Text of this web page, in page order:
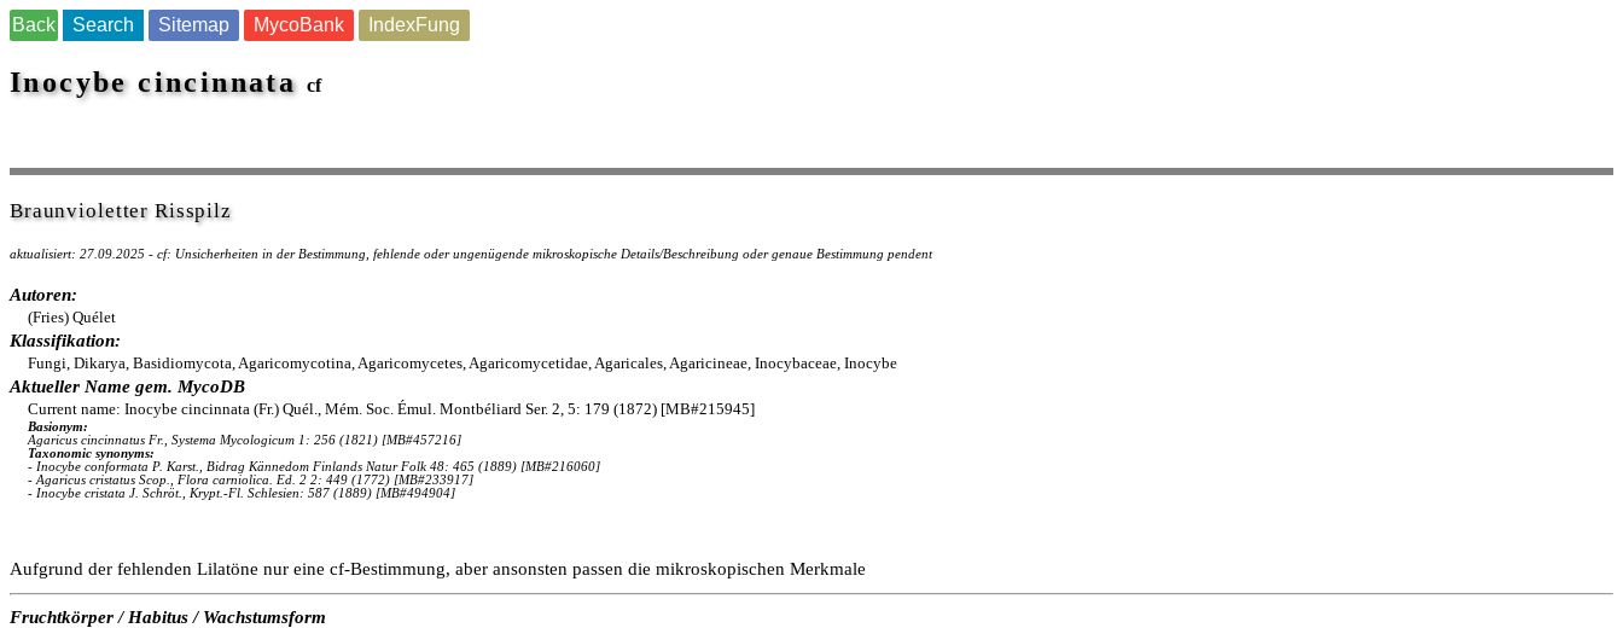
Back Search Sitemap MycoBank IndexFung
Inocybe cincinnata cf
Braunvioletter Risspilz
aktualisiert: 27.09.2025 - cf: Unsicherheiten in der Bestimmung, fehlende oder ungenügende mikroskopische Details/Beschreibung oder genaue Bestimmung pendent
Autoren:
(Fries) Quélet
Klassifikation:
Fungi, Dikarya, Basidiomycota, Agaricomycotina, Agaricomycetes, Agaricomycetidae, Agaricales, Agaricineae, Inocybaceae, Inocybe
Aktueller Name gem. MycoDB
Current name: Inocybe cincinnata (Fr.) Quél., Mém. Soc. Émul. Montbéliard Ser. 2, 5: 179 (1872) [MB#215945]
Basionym:
Agaricus cincinnatus Fr., Systema Mycologicum 1: 256 (1821) [MB#457216]
Taxonomic synonyms:
- Inocybe conformata P. Karst., Bidrag Kännedom Finlands Natur Folk 48: 465 (1889) [MB#216060]
- Agaricus cristatus Scop., Flora carniolica. Ed. 2 2: 449 (1772) [MB#233917]
- Inocybe cristata J. Schröt., Krypt.-Fl. Schlesien: 587 (1889) [MB#494904]
Aufgrund der fehlenden Lilatöne nur eine cf-Bestimmung, aber ansonsten passen die mikroskopischen Merkmale
Fruchtkörper / Habitus / Wachstumsform